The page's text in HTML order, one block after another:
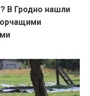
В Гродно нашли